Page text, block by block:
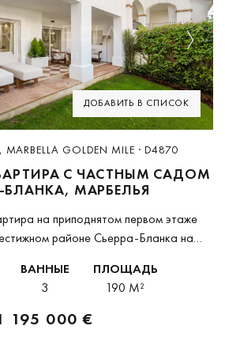
ДОБАВИТЬ В СПИСОК
Next
MARBELLA GOLDEN MILE · D4870
С ЧАСТНЫМ САДОМ
БЛАНКА, МАРБЕЛЬЯ
на приподнятом первом этаже
районе Сьерра-Бланка на
комфорта, приватности и
Площадь застройки составляет...
ВАННЫЕ
3
ПЛОЩАДЬ
190 M²
195 000 €